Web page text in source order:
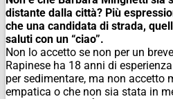
distante dalla città? Più
che una candidata di strada,
saluti con un “ciao”.
Non lo accetto se non per un
Rapinese ha 18 anni di
per sedimentare, ma non accetto
empatica o che non sia stata in